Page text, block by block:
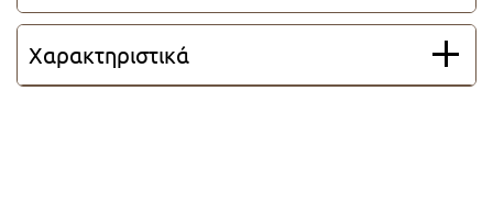
Χαρακτηριστικά